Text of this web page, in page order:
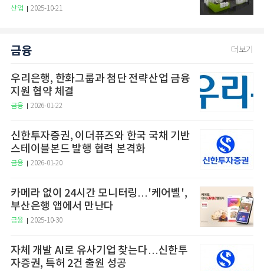
산업 2025-10-21
금융 더보기
우리은행, 한화그룹과 첨단 전략산업 금융
지원 협약 체결
금융 2026-01-22
신한투자증권, 이더퓨즈와 한국 국채 기반
스테이블본드 발행 협력 본격화
금융 2026-01-20
카메라 없이 24시간 모니터링…'케어벨',
부산은행 앱에서 만난다
금융 2025-10-30
자체 개발 AI로 유사기업 찾는다…신한투
자증권, 특허 2건 출원 성공